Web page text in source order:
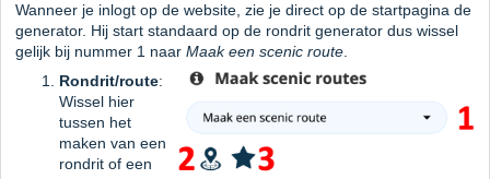
Wanneer je inlogt op de website, zie je direct op de startpagina de
generator. Hij start standaard op de rondrit generator dus wissel
gelijk bij nummer 1 naar Maak een scenic route.
Rondrit/route:
Wissel hier
tussen het
maken van een
rondrit of een